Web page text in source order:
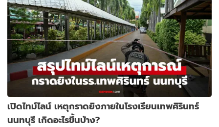
เปิดไทม์ไลน์ เหตุกราดยิงภายในโรงเรียนเทพศิรินทร์
นนทบุรี เกิดอะไรขึ้นบ้าง?